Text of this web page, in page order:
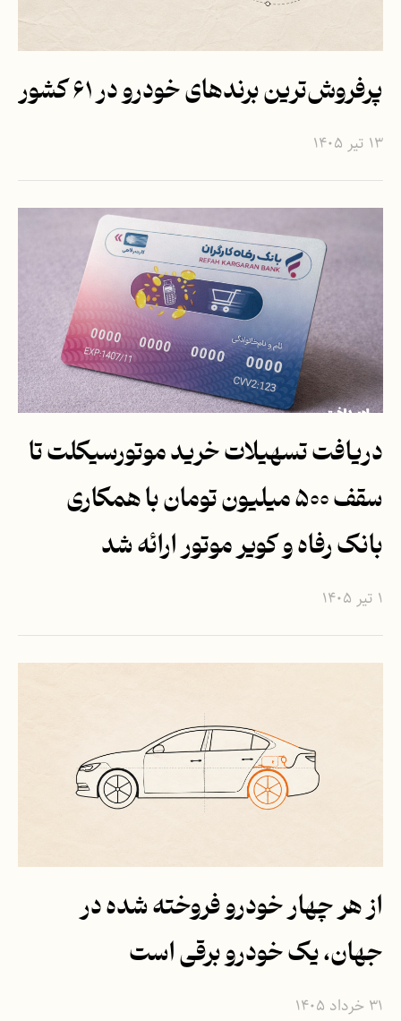
پرفروش‌ترین برندهای خودرو در ۶۱ کشور
۱۳ تیر ۱۴۰۵
دریافت تسهیلات خرید موتورسیکلت تا
سقف ۵۰۰ میلیون تومان با همکاری
بانک رفاه و کویر موتور ارائه شد
۱ تیر ۱۴۰۵
از هر چهار خودرو فروخته شده در
جهان، یک خودرو برقی است
۳۱ خرداد ۱۴۰۵